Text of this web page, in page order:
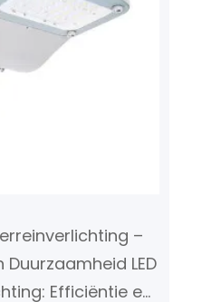
–
Duurzaamheid LED
Efficiëntie en